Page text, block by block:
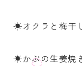
☀オクラと梅干
☀かぶの生姜焼